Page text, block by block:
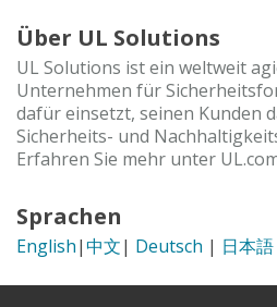
Über UL Solutions
UL Solutions ist ein weltweit
Unternehmen für
dafür einsetzt, seinen Kunden
Sicherheits- und
Erfahren Sie mehr unter
Sprachen
English|中文| Deutsch | 日本語